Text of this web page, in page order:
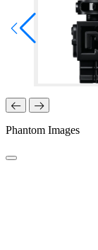
Phantom Images